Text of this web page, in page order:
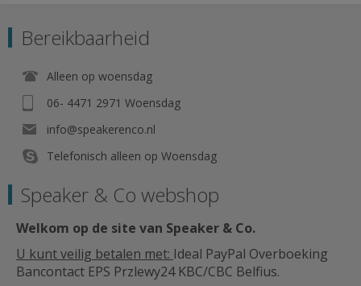
Bereikbaarheid
Alleen op woensdag
06- 4471 2971 Woensdag
info@speakerenco.nl
Telefonisch alleen op Woensdag
Speaker & Co webshop
Welkom op de site van Speaker & Co.
U kunt veilig betalen met: Ideal PayPal Overboeking
Bancontact EPS Przlewy24 KBC/CBC Belfius.